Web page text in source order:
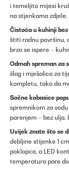
i temeljito mijesi
na stjenkama zdjele.
Čistoća u kuhinji
štiti radnu površinu,
brzo se ispere –
Odmah spreman za
šlag i mješalica za
kompletu, tako da
Sočne kobasice
spremnikom za
parenjem – bez ulja,
Uvijek znate što se
debljine stijenke 1
poklopca, a LED
temperatura pare